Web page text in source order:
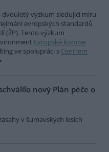
dvouletý výzkum sledující míru
evropských standardů
(ŽP). Tento výzkum
Evropské komise
ve spolupráci s Centrem
nový Plán péče o
v šumavských lesích